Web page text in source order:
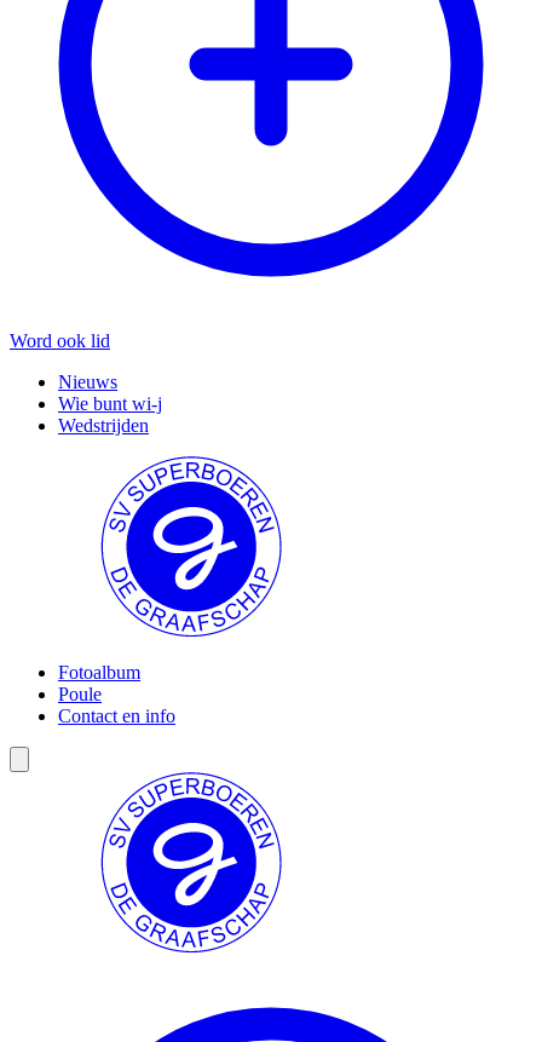
Word ook lid
Nieuws
Wie bunt wi-j
Wedstrijden
Fotoalbum
Poule
Contact en info